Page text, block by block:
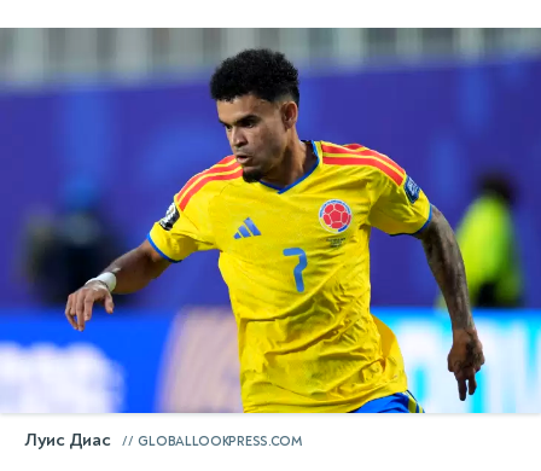
Луис Диас GLOBALLOOKPRESS.COM